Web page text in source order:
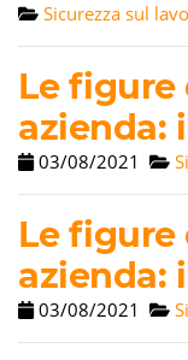
Sicurezza sul
Le figure
azienda:
03/08/2021
Le figure
azienda:
03/08/2021